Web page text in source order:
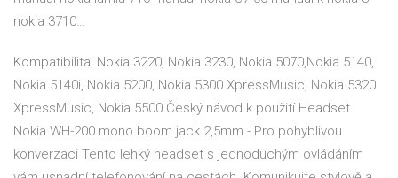
nokia 3710…
Kompatibilita: Nokia 3220, Nokia 3230, Nokia 5070,Nokia 5140,
Nokia 5140i, Nokia 5200, Nokia 5300 XpressMusic, Nokia 5320
XpressMusic, Nokia 5500 Český návod k použití Headset
Nokia WH-200 mono boom jack 2,5mm - Pro pohyblivou
konverzaci Tento lehký headset s jednoduchým ovládáním